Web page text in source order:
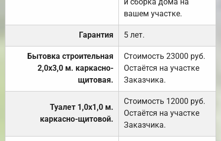
и сборка дома на
вашем участке.
Гарантия 5 лет.
Бытовка строительная
2,0х3,0 м. каркасно-
щитовая.
Стоимость 23000 руб.
Остаётся на участке
Заказчика.
Туалет 1,0х1,0 м.
каркасно-щитовой.
Стоимость 12000 руб.
Остаётся на участке
Заказчика.